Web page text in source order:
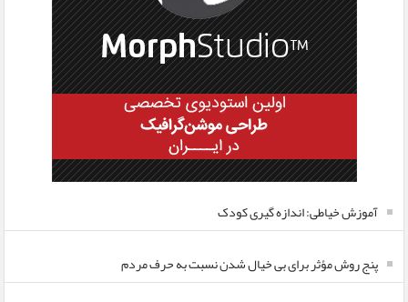
آموزش خیاطی: اندازه گیری کودک
پنج روش مؤثر برای بی خیال شدن نسبت به حرف مردم